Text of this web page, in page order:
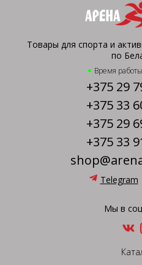
Товары для спорта и
по
Время
+375 29
+375 33
+375 29
+375 33
Telegram
Мы в